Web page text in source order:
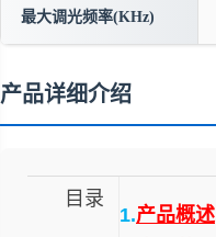
最大调光频率(KHz)
产品详细介绍
目录
1.产品概述